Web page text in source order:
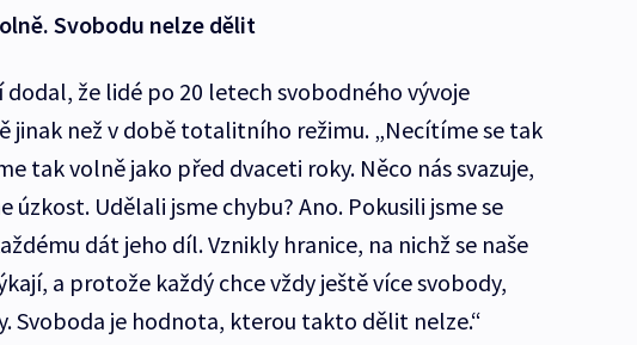
Svobodu nelze dělit
dodal, že lidé po 20 letech svobodného vývoje
jinak než v době totalitního režimu. „Necítíme se tak
tak volně jako před dvaceti roky. Něco nás svazuje,
úzkost. Udělali jsme chybu? Ano. Pokusili jsme se
dát jeho díl. Vznikly hranice, na nichž se naše
a protože každý chce vždy ještě více svobody,
Svoboda je hodnota, kterou takto dělit nelze.“